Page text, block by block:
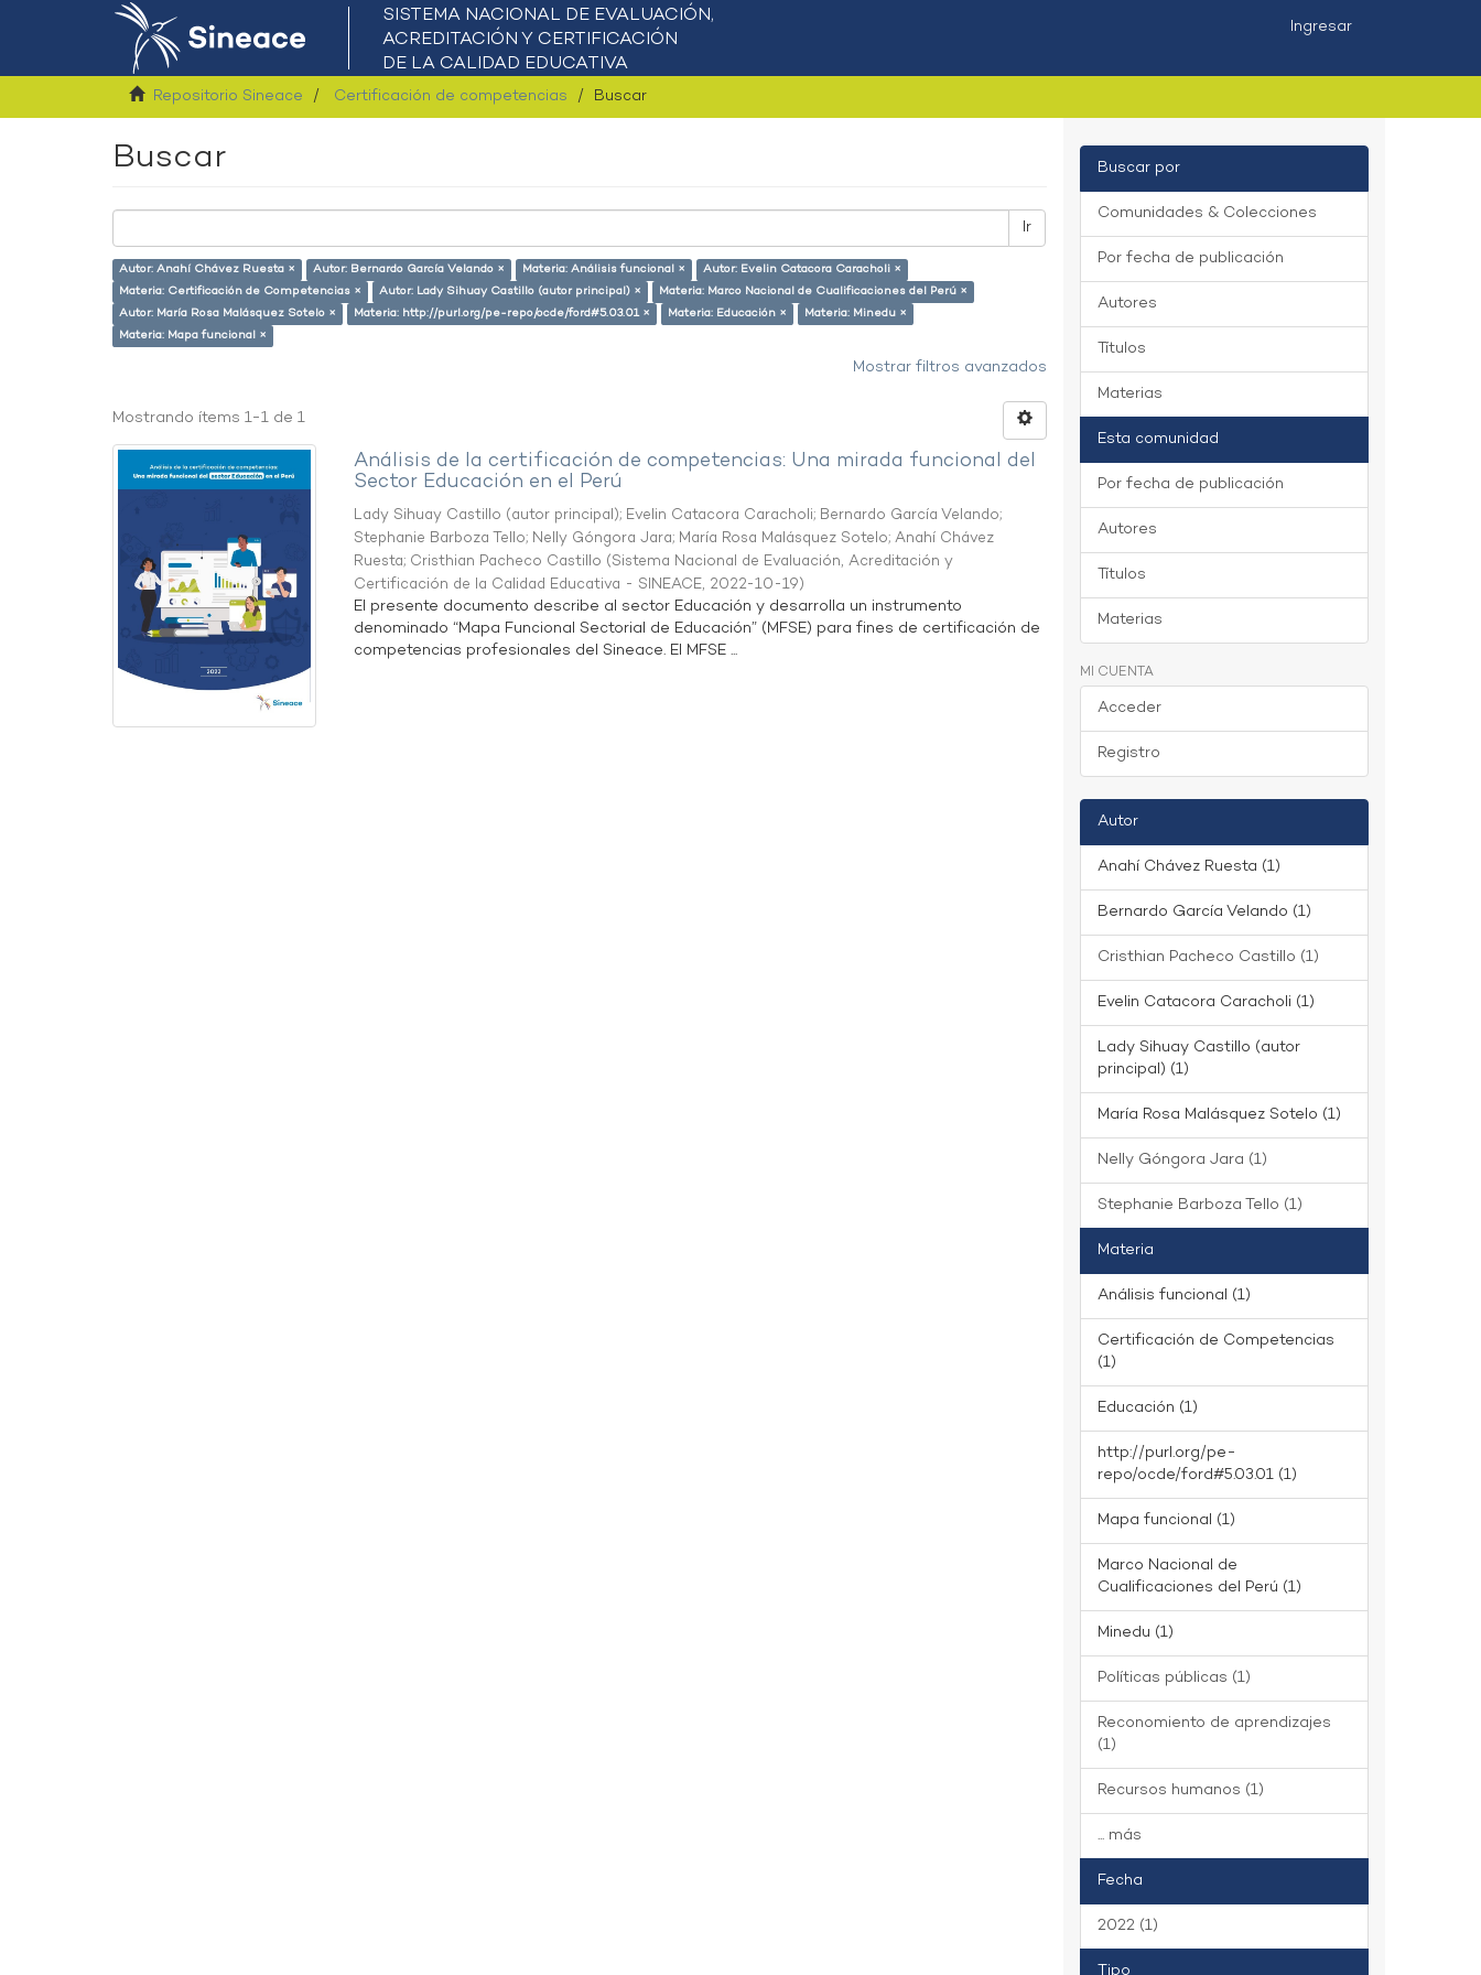
Ingresar
Repositorio Sineace Certificación de competencias Buscar
Buscar
Ir
Autor: Anahí Chávez Ruesta × Autor: Bernardo García Velando × Materia: Análisis funcional ×
Autor: Evelin Catacora Caracholi ×
Materia: Certificación de Competencias ×
Autor: Lady Sihuay Castillo (autor principal) ×
Materia: Marco Nacional de Cualificaciones del Perú ×
Autor: María Rosa Malásquez Sotelo ×
Materia: http://purl.org/pe-repo/ocde/ford#5.03.01 × Materia: Educación ×
Materia: Minedu ×
Materia: Mapa funcional ×
Mostrar filtros avanzados
Mostrando ítems 1-1 de 1
Análisis de la certificación de competencias: Una mirada funcional del
Sector Educación en el Perú
Lady Sihuay Castillo (autor principal); Evelin Catacora Caracholi; Bernardo García Velando;
Stephanie Barboza Tello; Nelly Góngora Jara; María Rosa Malásquez Sotelo;Anahí Chávez
Ruesta; Cristhian Pacheco Castillo (Sistema Nacional de Evaluación, Acreditación y
Certificación de la Calidad Educativa - SINEACE, 2022-10-19)
El presente documento describe al sector Educación y desarrolla un instrumento
denominado “Mapa Funcional Sectorial de Educación” (MFSE) para fines de certificación de
competencias profesionales del Sineace. El MFSE ...
Buscar por
Comunidades & Colecciones
Por fecha de publicación
Autores
Títulos
Materias
Esta comunidad
Por fecha de publicación
Autores
Títulos
Materias
MI CUENTA
Acceder
Registro
Autor
Anahí Chávez Ruesta (1)
Bernardo García Velando (1)
Cristhian Pacheco Castillo (1)
Evelin Catacora Caracholi (1)
Lady Sihuay Castillo (autor
principal) (1)
María Rosa Malásquez Sotelo (1)
Nelly Góngora Jara (1)
Stephanie Barboza Tello (1)
Materia
Análisis funcional (1)
Certificación de Competencias
(1)
Educación (1)
http://purl.org/pe-
repo/ocde/ford#5.03.01 (1)
Mapa funcional (1)
Marco Nacional de
Cualificaciones del Perú (1)
Minedu (1)
Políticas públicas (1)
Reconomiento de aprendizajes
(1)
Recursos humanos (1)
... más
Fecha
2022 (1)